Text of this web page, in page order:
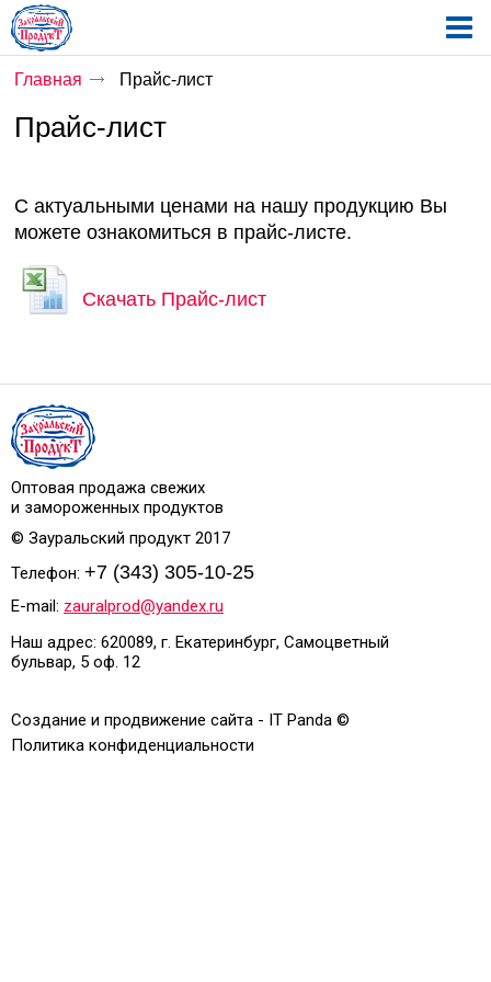
Главная Прайс-лист
Прайс-лист
С актуальными ценами на нашу продукцию Вы
можете ознакомиться в прайс-листе.
Скачать Прайс-лист
Оптовая продажа свежих
и замороженных продуктов
© Зауральский продукт 2017
Телефон: +7 (343) 305-10-25
E-mail: zauralprod@yandex.ru
Наш адрес: 620089, г. Екатеринбург, Самоцветный
бульвар, 5 оф. 12
Создание и продвижение сайта - IT Panda ©
Политика конфиденциальности